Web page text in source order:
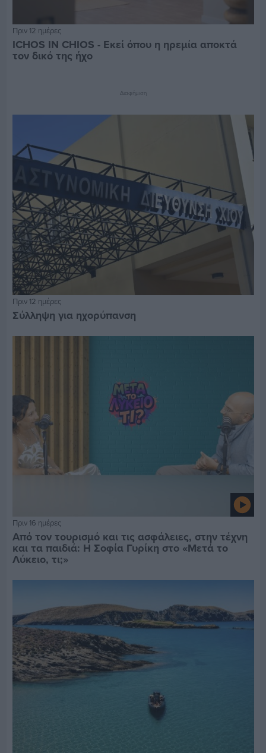
Πριν 12 ημέρες
ICHOS IN CHIOS - Εκεί όπου η ηρεμία αποκτά
τον δικό της ήχο
Διαφήμιση
Πριν 12 ημέρες
Σύλληψη για ηχορύπανση
Πριν 16 ημέρες
Από τον τουρισμό και τις ασφάλειες, στην τέχνη
και τα παιδιά: Η Σοφία Γυρίκη στο «Μετά το
Λύκειο, τι;»